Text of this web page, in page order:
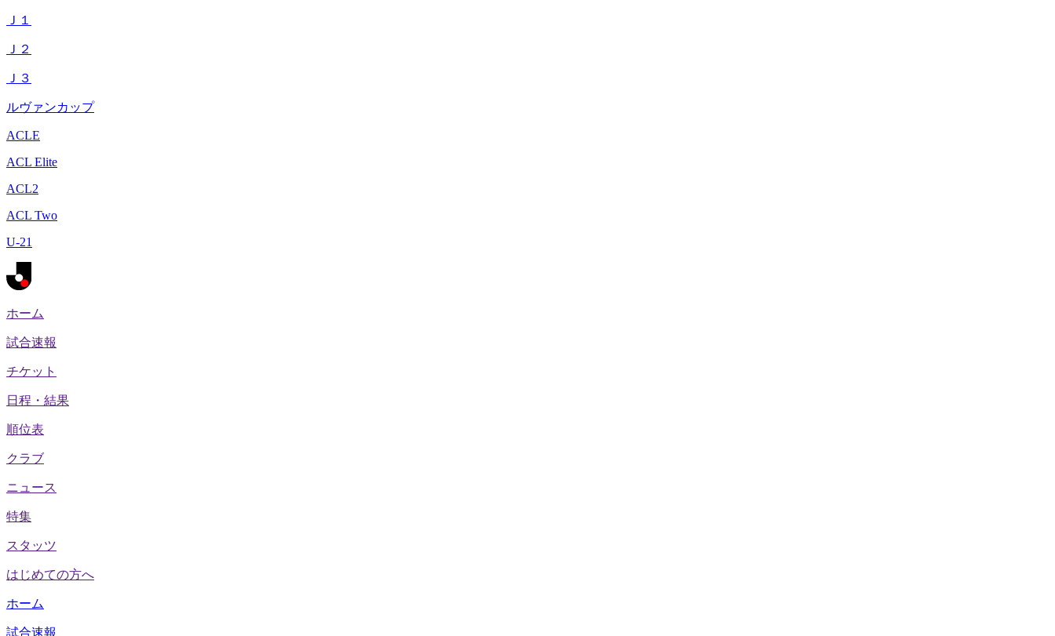
Ｊ１
Ｊ２
Ｊ３
ルヴァンカップ
ACLE
ACL Elite
ACL2
ACL Two
U-21
ホーム
試合速報
チケット
日程・結果
順位表
クラブ
ニュース
特集
スタッツ
はじめての方へ
ホーム
試合速報